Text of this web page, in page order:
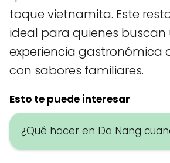
toque vietnamita. Este
ideal para quienes buscan
experiencia gastronómica
con sabores familiares.
Esto te puede interesar
¿Qué hacer en Da Nang